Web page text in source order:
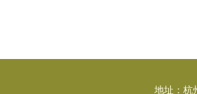
地址：杭